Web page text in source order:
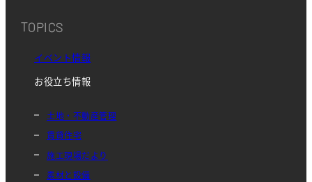
TOPICS
イベント情報
お役立ち情報
土地・不動産管理
賃貸住宅
施工現場だより
素材と設備